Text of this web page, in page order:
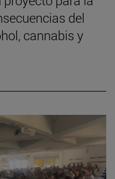
del
cannabis y